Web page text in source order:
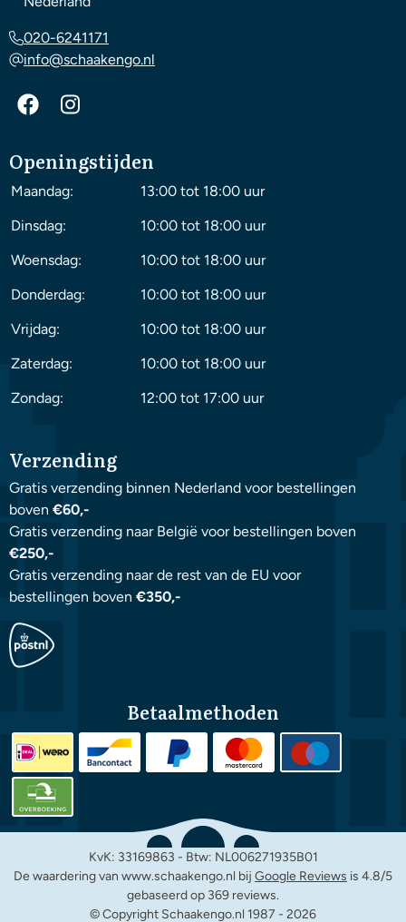
020-6241171
info@schaakengo.nl
Openingstijden
Maandag:
13:00 tot 18:00 uur
Dinsdag:
10:00 tot 18:00 uur
Woensdag:
10:00 tot 18:00 uur
Donderdag:
10:00 tot 18:00 uur
Vrijdag:
10:00 tot 18:00 uur
Zaterdag:
10:00 tot 18:00 uur
Zondag:
12:00 tot 17:00 uur
Verzending
Gratis verzending binnen Nederland voor bestellingen
boven €60,-
Gratis verzending naar België voor bestellingen boven
€250,-
Gratis verzending naar de rest van de EU voor
bestellingen boven €350,-
Betaalmethoden
KvK: 33169863 - Btw: NL006271935B01
De waardering van www.schaakengo.nl bij Google Reviews is 4.8/5
gebaseerd op 369 reviews.
© Copyright Schaakengo.nl 1987 - 2026